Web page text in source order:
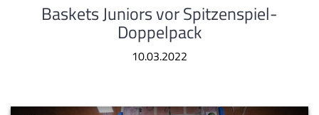
Baskets Juniors vor Spitzenspiel-
Doppelpack
10.03.2022